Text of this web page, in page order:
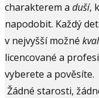
charakterem a duší,
napodobit. Každý
v nejvyšší možné
licencované a
vyberete a pověsíte.
Žádné starosti,